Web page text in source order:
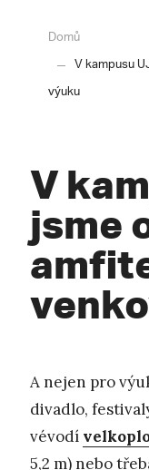
Domů
V kampusu
výuku
V
jsme
A nejen pro
divadlo,
vévodí
5,2 m) nebo